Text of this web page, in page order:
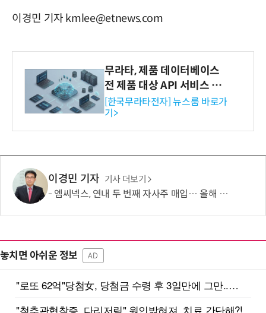
이경민 기자 kmlee@etnews.com
무라타, 제품 데이터베이스
전 제품 대상 API 서비스 제
공…73개 제품 카테고리로
확대
[한국무라타전자] 뉴스룸 바로가
기>
이경민 기자 기사 더보기
엠씨넥스, 연내 두 번째 자사주 매입… 올해 취득분 전량 소각
놓치면 아쉬운 정보 AD